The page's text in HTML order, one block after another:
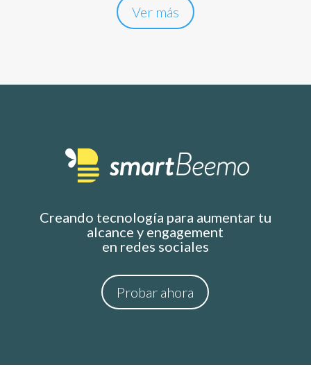
Ver más
Creando tecnología para aumentar tu
alcance y engagement
en redes sociales
Probar ahora